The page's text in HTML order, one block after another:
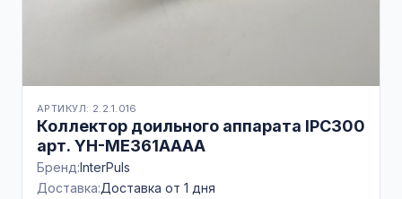
АРТИКУЛ: 2.2.1.016
Коллектор доильного аппарата IPC300
арт. YH-ME361AAAA
Бренд:InterPuls
Доставка:Доставка от 1 дня